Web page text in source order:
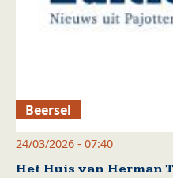
Beersel
24/03/2026 - 07:40
Het Huis van Herman